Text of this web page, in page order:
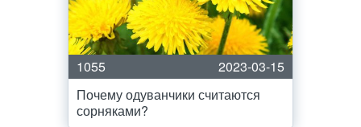
1055
2023-03-15
Почему одуванчики считаются
сорняками?